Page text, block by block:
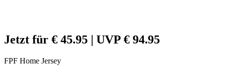
Jetzt für € 45.95 | UVP € 94.95
FPF Home Jersey